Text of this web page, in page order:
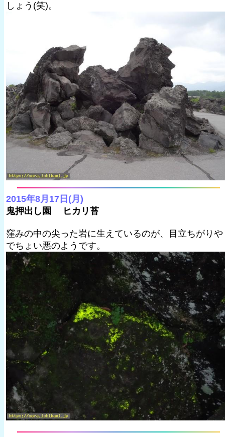
しょう(笑)。
2015年8月17日(月)
鬼押出し園 ヒカリ苔
窪みの中の尖った岩に生えているのが、目立ちがりや
でちょい悪のようです。